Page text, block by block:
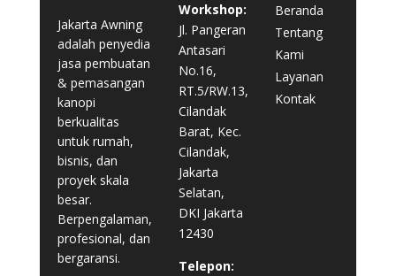
Jakarta Awning
adalah penyedia
jasa pembuatan
& pemasangan
kanopi
berkualitas
untuk rumah,
bisnis, dan
proyek skala
besar.
Berpengalaman,
profesional, dan
bergaransi.
Workshop:
Jl. Pangeran
Antasari
No.16,
RT.5/RW.13,
Cilandak
Barat, Kec.
Cilandak,
Jakarta
Selatan,
DKI Jakarta
12430
Telepon:
Beranda
Tentang
Kami
Layanan
Kontak